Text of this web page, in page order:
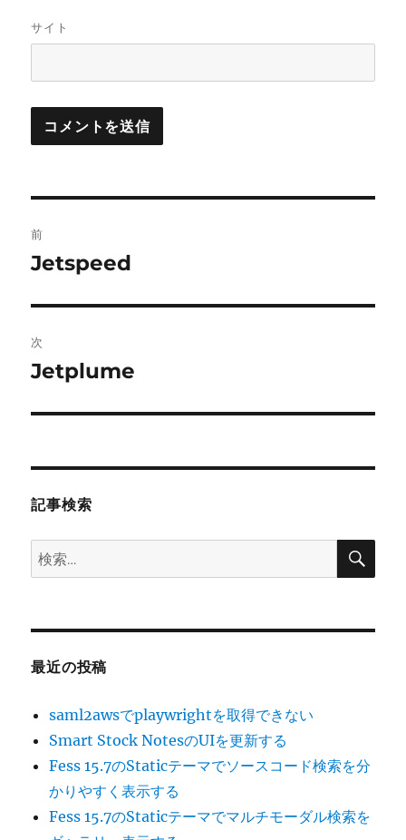
サイト
稿
ビ
ゲ
ー
前
前
投
稿:
Jetspeed
次
次
投
Jetplume
記事検索
検
索:
検
最近の投稿
saml2awsでplaywrightを取得できない
Smart Stock NotesのUIを更新する
Fess 15.7のStaticテーマでソースコード検索を分
かりやすく表示する
Fess 15.7のStaticテーマでマルチモーダル検索を